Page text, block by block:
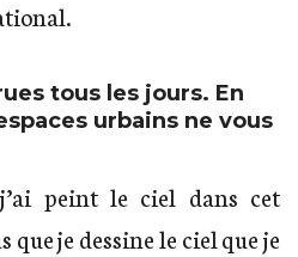
tous les jours. En
urbains ne vous
peint le ciel dans cet
je dessine le ciel que je